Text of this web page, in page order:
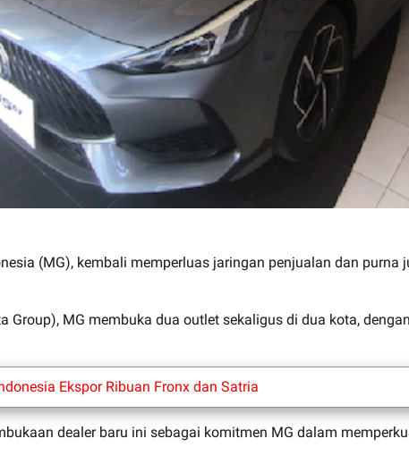
(MG), kembali memperluas jaringan penjualan dan
Group), MG membuka dua outlet sekaligus di dua kota,
Ekspor Ribuan Fronx dan Satria
dealer baru ini sebagai komitmen MG dalam